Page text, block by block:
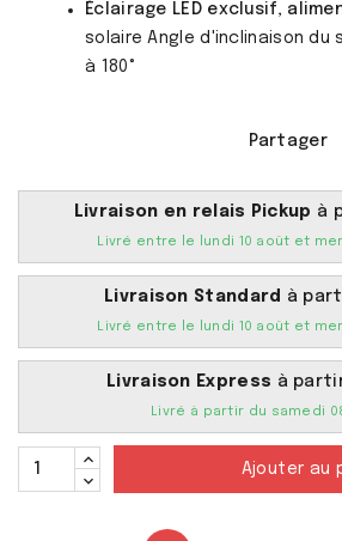
Éclairage LED exclusif,
solaireAngled'inclinaison du
à 180°
Partager
Livraison en relais Pickup à
Livré entre le lundi 10 août et
Livraison Standard à
Livré entre le lundi 10 août et
Livraison Express à
Livré à partir du samedi
Ajouter au